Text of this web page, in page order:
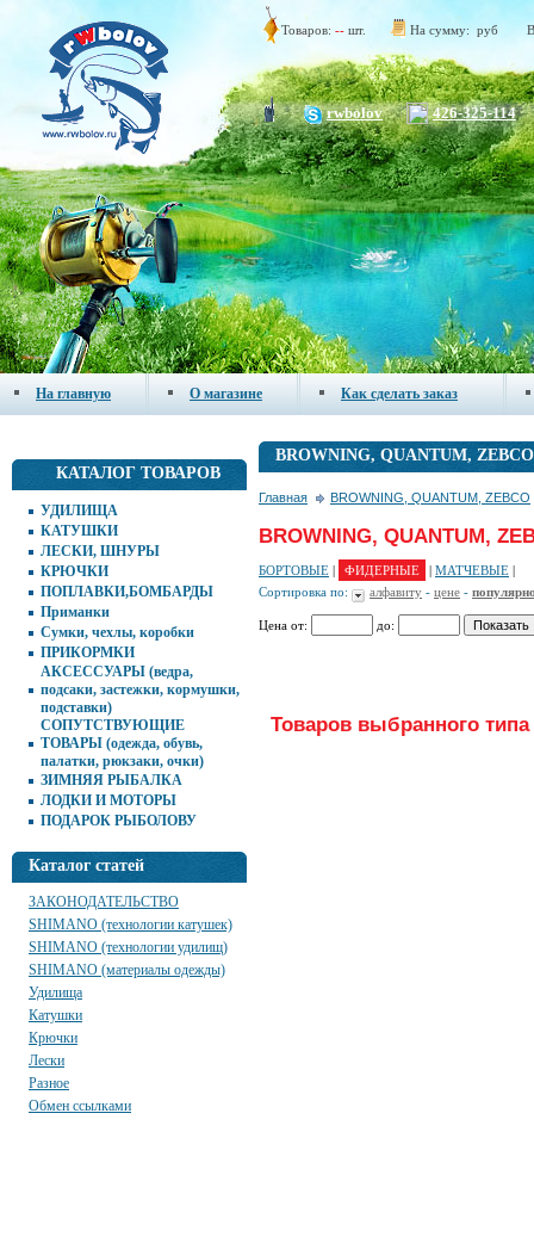
Товаров: -- шт. На сумму: руб
rwbolov 426-325-114
На главную О магазине Как сделать заказ
КАТАЛОГ ТОВАРОВ
УДИЛИЩА
КАТУШКИ
ЛЕСКИ, ШНУРЫ
КРЮЧКИ
ПОПЛАВКИ,БОМБАРДЫ
Приманки
Сумки, чехлы, коробки
ПРИКОРМКИ
АКСЕССУАРЫ (ведра,
подсаки, застежки, кормушки,
подставки)
СОПУТСТВУЮЩИЕ
ТОВАРЫ (одежда, обувь,
палатки, рюкзаки, очки)
ЗИМНЯЯ РЫБАЛКА
ЛОДКИ И МОТОРЫ
ПОДАРОК РЫБОЛОВУ
Каталог статей
ЗАКОНОДАТЕЛЬСТВО
SHIMANO (технологии катушек)
SHIMANO (технологии удилищ)
SHIMANO (материалы одежды)
Удилища
Катушки
Крючки
Лески
Разное
Обмен ссылками
BROWNING, QUANTUM,
Главная BROWNING, QUANTUM, ZEBCO
BROWNING, QUANTUM,
БОРТОВЫЕ ФИДЕРНЫЕ МАТЧЕВЫЕ
Сортировка по:
алфавиту - цене -
Цена от: до:
Товаров выбранного